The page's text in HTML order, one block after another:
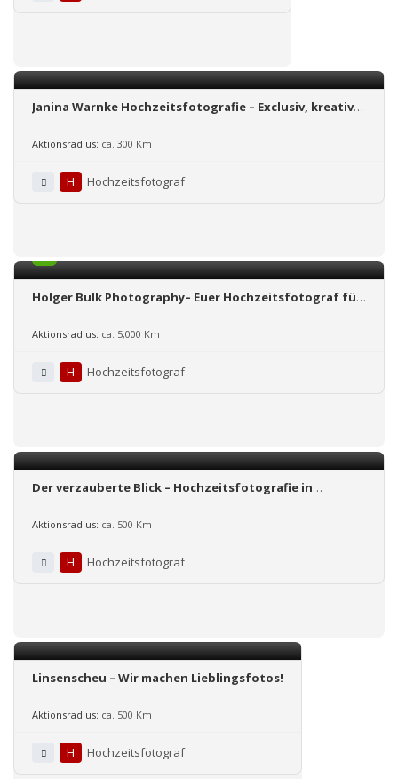
Janina Warnke Hochzeitsfotografie – Exclusiv, kreativ
Aktionsradius: ca. 300 Km
H Hochzeitsfotograf
Holger Bulk Photography– Euer Hochzeitsfotograf für
Aktionsradius: ca. 5,000 Km
H Hochzeitsfotograf
Der verzauberte Blick – Hochzeitsfotografie in
Deutschland
Aktionsradius: ca. 500 Km
H Hochzeitsfotograf
Linsenscheu – Wir machen Lieblingsfotos!
Aktionsradius: ca. 500 Km
H Hochzeitsfotograf